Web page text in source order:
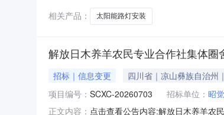
相关产品：
太阳能路灯安装
解放日木养羊农民专业合作社集体
招标｜信息变更 四川省｜凉山彝族自治州
项目编号： SCXC-20260703 招标单位： 昭
正文内容： 点击查看公告内容:解放日木养羊农